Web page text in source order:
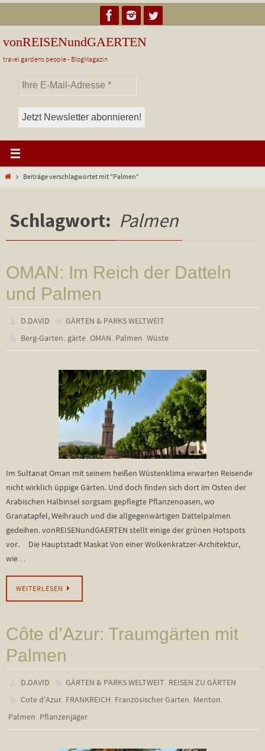
Inhalt
springen
vonREISENundGAERTEN
travel gardens people - BlogMagazin
StartBeiträge verschlagwortet mit "Palmen"
Schlagwort: Palmen
OMAN: Im Reich der Datteln
und Palmen
D.DAVID
GÄRTEN & PARKS WELTWEIT
Berg-Garten, gärte,OMAN, Palmen,Wüste
Im Sultanat Oman mit seinem heißen Wüstenklima erwarten Reisende
nicht wirklich üppige Gärten. Und doch finden sich dort im Osten der
Arabischen Halbinsel sorgsam gepflegte Pflanzenoasen, wo
Granatapfel, Weihrauch und die allgegenwärtigen Dattelpalmen
gedeihen. vonREISENundGAERTEN stellt einige der grünen Hotspots
vor. Die Hauptstadt Maskat Von einer Wolkenkratzer-Architektur,
wie…
WEITERLESEN
Côte d’Azur: Traumgärten mit
Palmen
D.DAVID GÄRTEN & PARKS WELTWEIT, REISEN ZU GÄRTEN
Cote d'Azur, FRANKREICH, Französischer Garten, Menton,
Palmen, Pflanzenjäger